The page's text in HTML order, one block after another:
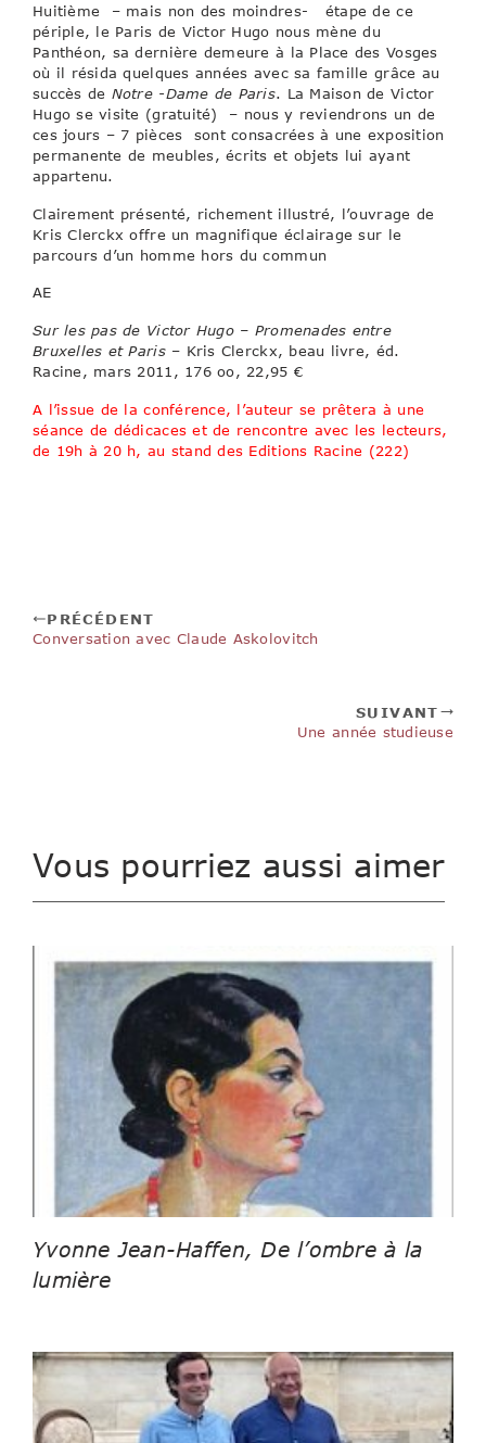
Huitième – mais non des moindres- étape de ce
périple, le Paris de Victor Hugo nous mène du
Panthéon, sa dernière demeure à la Place des Vosges
où il résida quelques années avec sa famille grâce au
succès de Notre -Dame de Paris. La Maison de Victor
Hugo se visite (gratuité) – nous y reviendrons un de
ces jours – 7 pièces sont consacrées à une exposition
permanente de meubles, écrits et objets lui ayant
appartenu.
Clairement présenté, richement illustré, l’ouvrage de
Kris Clerckx offre un magnifique éclairage sur le
parcours d’un homme hors du commun
AE
Sur les pas de Victor Hugo – Promenades entre
Bruxelles et Paris– Kris Clerckx, beau livre, éd.
Racine, mars 2011, 176 oo, 22,95 €
A l’issue de la conférence, l’auteur se prêtera à une
séance de dédicaces et de rencontre avec les lecteurs,
de 19h à 20 h, au stand des Editions Racine (222)
PRÉCÉDENT
Conversation avec Claude Askolovitch
SUIVANT
Une année studieuse
Vous pourriez aussi aimer
Yvonne Jean-Haffen, De l’ombre à la
lumière